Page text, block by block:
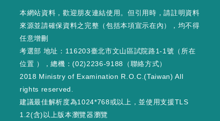
本網站資料，歡迎朋友連結使用。但引用時，請註明資料
來源並請確保資料之完整（包括本項宣示在內），均不得
任意增刪
考選部 地址：116203臺北市文山區試院路1-1號（ 所在
位置 ），總機：(02)2236-9188（聯絡方式）
2018 Ministry of Examination R.O.C.(Taiwan) All
rights reserved.
建議最佳解析度為1024*768或以上，並使用支援TLS
1.2(含)以上版本瀏覽器瀏覽